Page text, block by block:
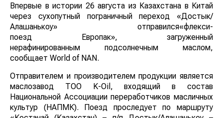
Впервые в истории 26 августа из Казахстана в Китай
через сухопутный пограничный переход «Достык/
Алашанькоу» отправился«флекси-
поезд Европак», загруженный
нерафинированным подсолнечным маслом,
сообщает World of NAN.
Отправителем и производителем продукции является
маслозавод ТОО K-Oil, входящий в состав
Национальной Ассоциации переработчиков масличных
культур (НАПМК). Поезд проследует по маршруту